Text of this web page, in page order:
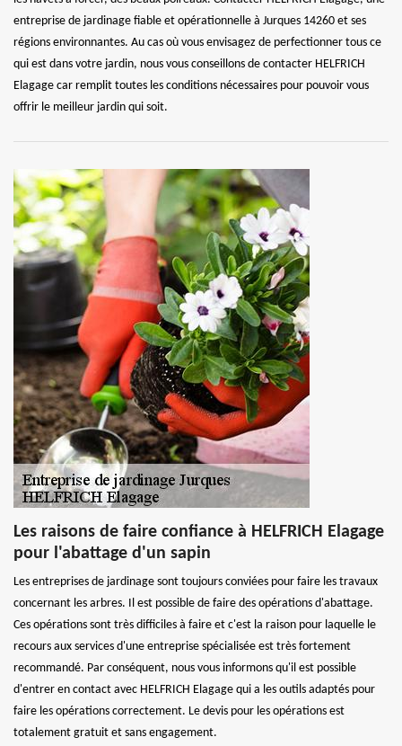
entreprise de jardinage fiable et opérationnelle à Jurques 14260 et ses
régions environnantes. Au cas où vous envisagez de perfectionner tous ce
qui est dans votre jardin, nous vous conseillons de contacter HELFRICH
Elagage car remplit toutes les conditions nécessaires pour pouvoir vous
offrir le meilleur jardin qui soit.
Les raisons de faire confiance à HELFRICH Elagage
pour l'abattage d'un sapin
Les entreprises de jardinage sont toujours conviées pour faire les travaux
concernant les arbres. Il est possible de faire des opérations d'abattage.
Ces opérations sont très difficiles à faire et c'est la raison pour laquelle le
recours aux services d'une entreprise spécialisée est très fortement
recommandé. Par conséquent, nous vous informons qu'il est possible
d'entrer en contact avec HELFRICH Elagage qui a les outils adaptés pour
faire les opérations correctement. Le devis pour les opérations est
totalement gratuit et sans engagement.